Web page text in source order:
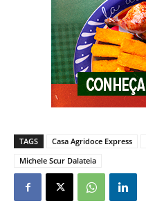
TAGS Casa Agridoce Express
Michele Scur Dalateia